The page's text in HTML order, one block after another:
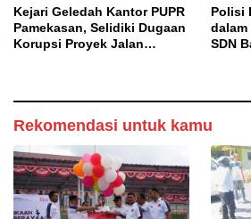
Kejari Geledah Kantor PUPR
Pamekasan, Selidiki Dugaan
Korupsi Proyek Jalan
Polisi
dalam
SDN
Rekomendasi untuk kamu